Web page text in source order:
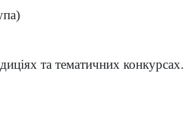
та тематичних конкурсах.